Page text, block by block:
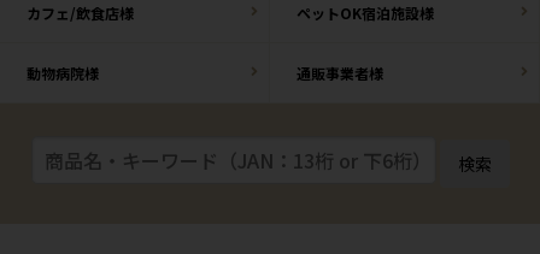
カフェ/飲食店様 ペットOK宿泊施設様
動物病院様 通販事業者様
検索